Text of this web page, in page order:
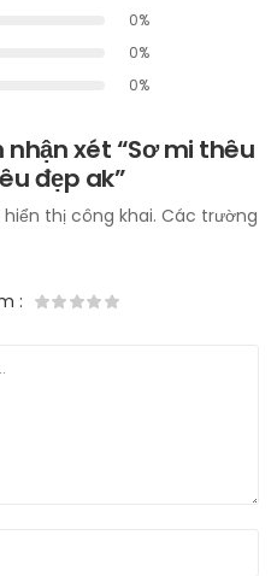
0%
0%
0%
xét “Sơ mi thêu
đẹp ak”
thị công khai. Các trường
: